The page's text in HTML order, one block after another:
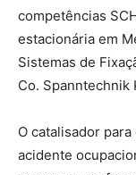
competências
estacionária em
Sistemas de
Co. Spanntechnik
O catalisador
acidente